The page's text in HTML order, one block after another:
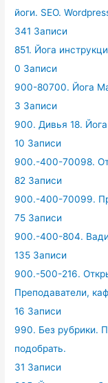
йоги. SEO.
341 Записи
851. Йога
0 Записи
900-80700. Йога
3 Записи
900. Дивья 18.
10 Записи
900.-400-70098.
82 Записи
900.-400-70099.
75 Записи
900.-400-804.
135 Записи
900.-500-216.
Преподаватели,
16 Записи
990. Без рубрики.
подобрать.
31 Записи